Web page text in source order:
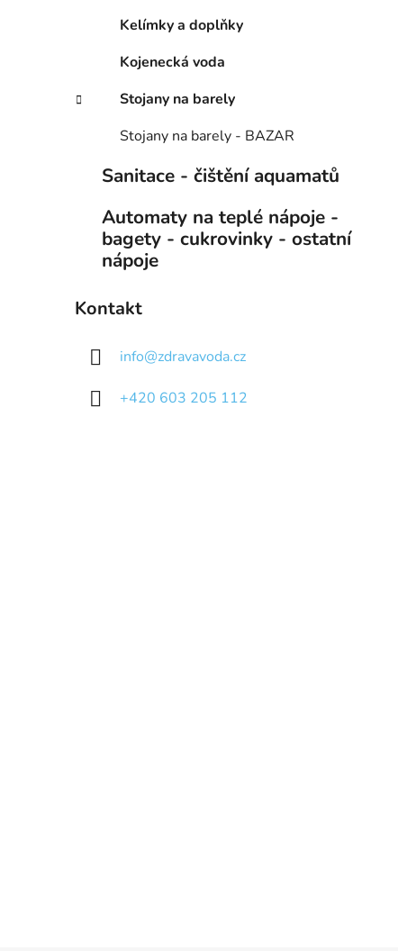
Kelímky a doplňky
Kojenecká voda
Stojany na barely
Stojany na barely - BAZAR
Sanitace - čištění aquamatů
Automaty na teplé nápoje -
bagety - cukrovinky - ostatní
nápoje
Kontakt
info@zdravavoda.cz
+420 603 205 112